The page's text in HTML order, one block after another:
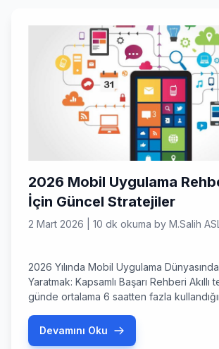
2026 Mobil Uygulama
İçin Güncel Stratejiler
2 Mart 2026 10 dk okuma by M.Salih
2026 Yılında Mobil Uygulama
Yaratmak: Kapsamlı Başarı Rehberi Akıllı
günde ortalama 6 saatten fazla
değil, dijital varlığın temel taşı haline
uygulama mağazalarının milyonlarca
Devamını Oku